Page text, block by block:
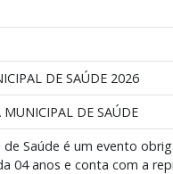
DE SAÚDE 2026
MUNICIPAL DE SAÚDE
de Saúde é um evento
04 anos e conta com a